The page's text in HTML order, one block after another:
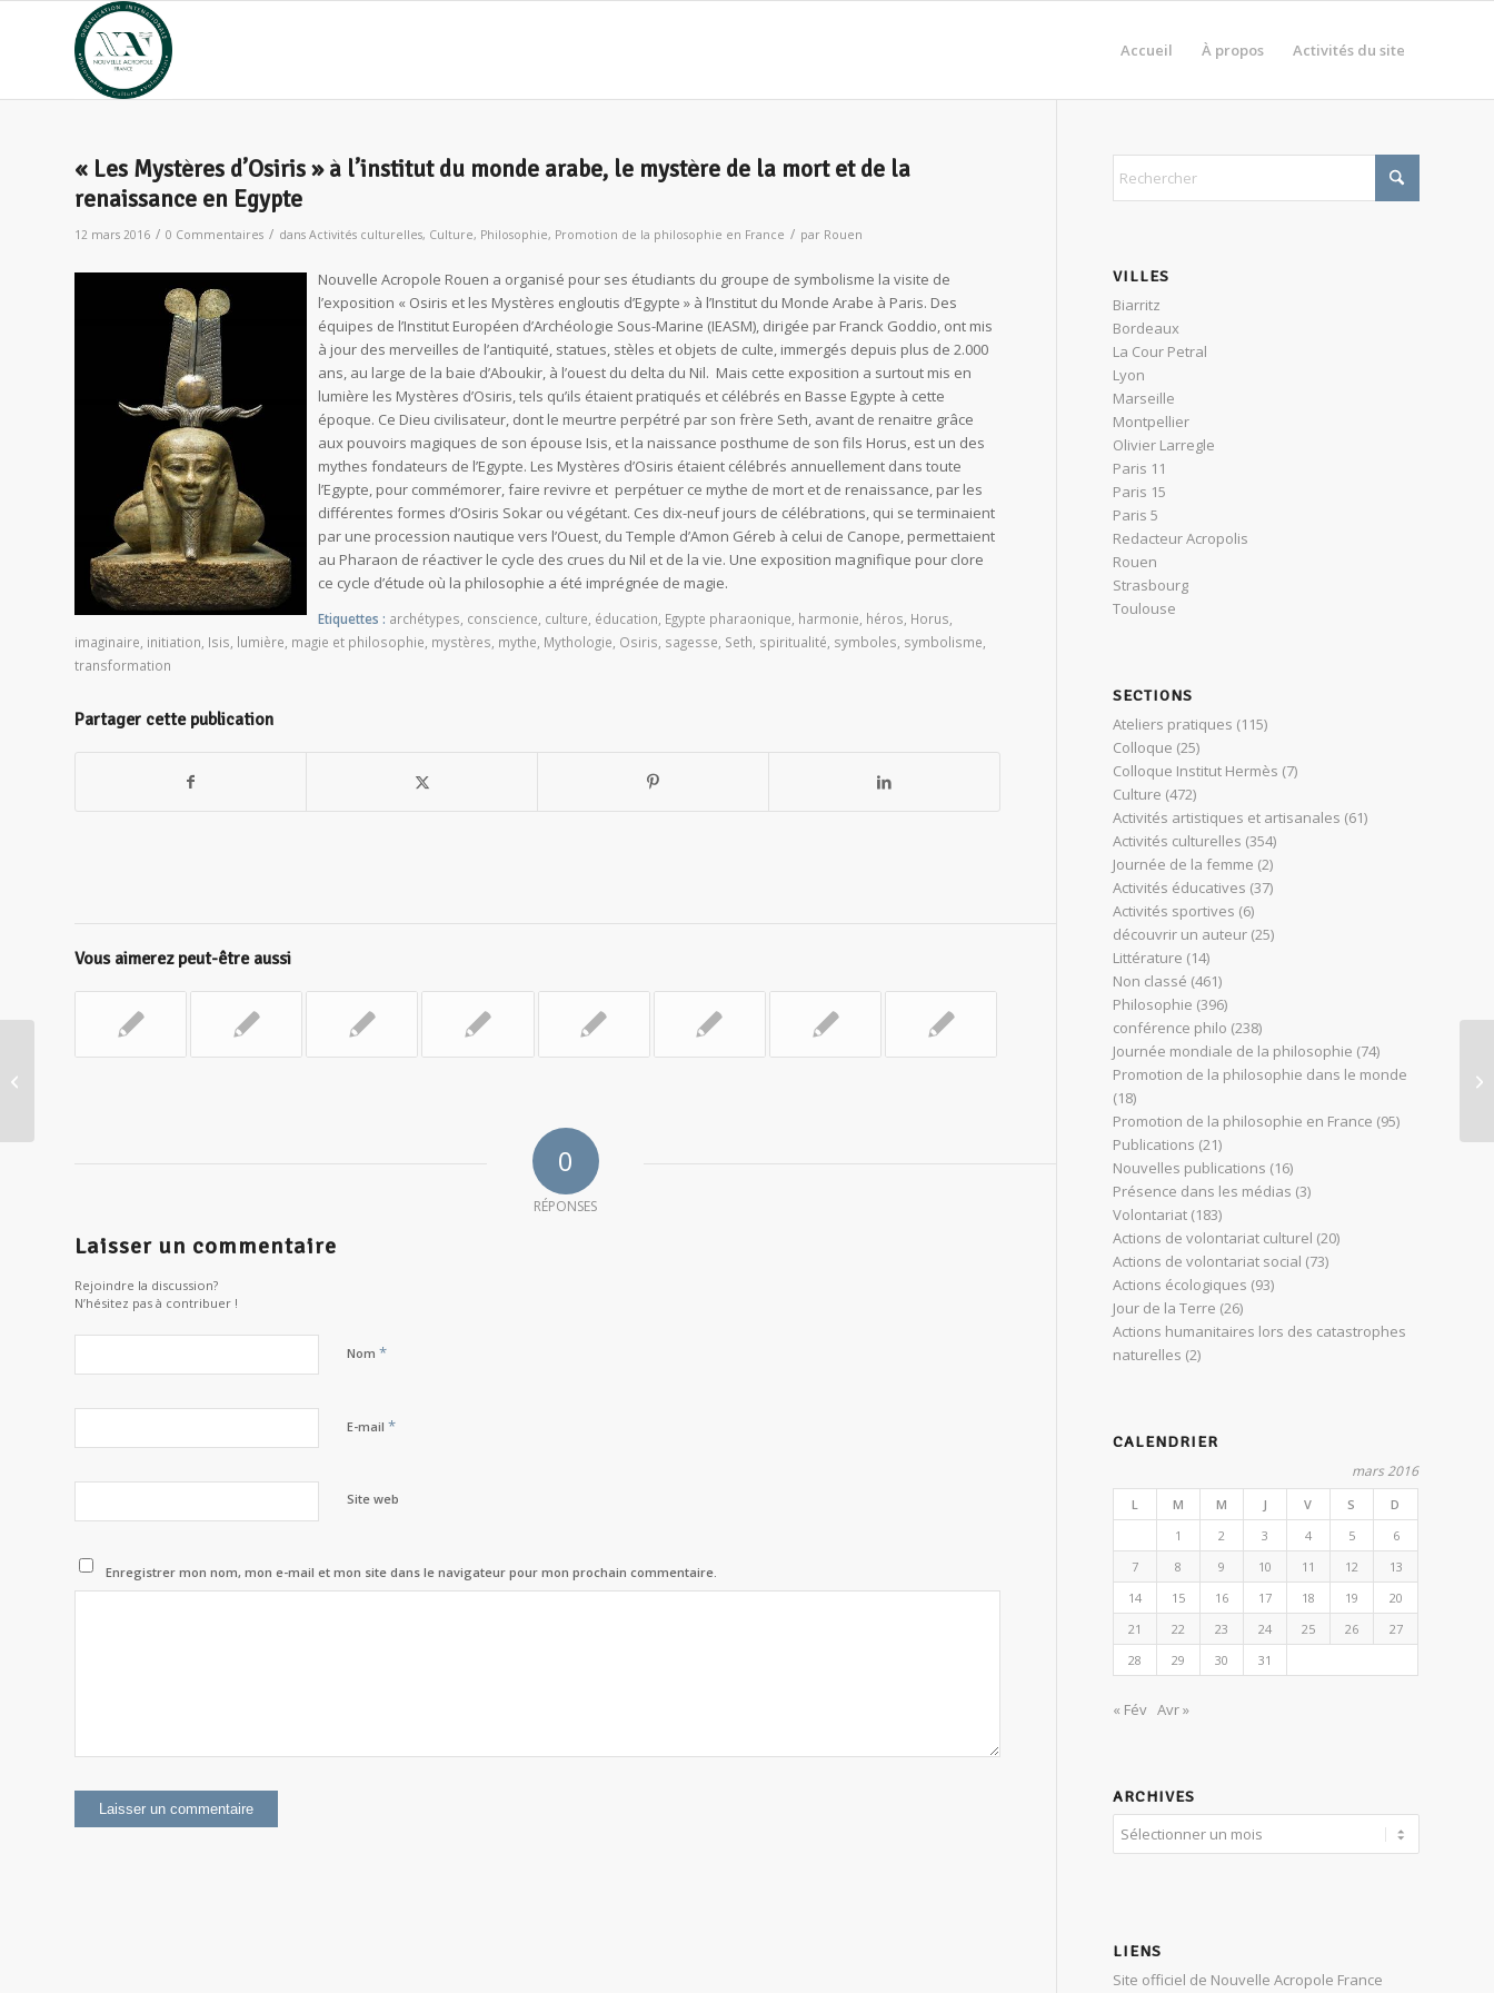
Accueil À propos Activités du site
« Les Mystères d’Osiris » à l’institut du monde arabe, le mystère de la mort et de la
renaissance en Egypte
12 mars 2016 / 0 Commentaires / dans Activités culturelles, Culture, Philosophie, Promotion de la philosophie en France / par Rouen
Nouvelle Acropole Rouen a organisé pour ses étudiants du groupe de symbolisme la visite de
l’exposition « Osiris et les Mystères engloutis d’Egypte » à l’Institut du Monde Arabe à Paris. Des
équipes de l’Institut Européen d’Archéologie Sous-Marine (IEASM), dirigée par Franck Goddio, ont mis
à jour des merveilles de l’antiquité, statues, stèles et objets de culte, immergés depuis plus de 2.000
ans, au large de la baie d’Aboukir, à l’ouest du delta du Nil. Mais cette exposition a surtout mis en
lumière les Mystères d’Osiris, tels qu’ils étaient pratiqués et célébrés en Basse Egypte à cette
époque. Ce Dieu civilisateur, dont le meurtre perpétré par son frère Seth, avant de renaitre grâce
aux pouvoirs magiques de son épouse Isis, et la naissance posthume de son fils Horus, est un des
mythes fondateurs de l’Egypte. Les Mystères d’Osiris étaient célébrés annuellement dans toute
l’Egypte, pour commémorer, faire revivre et perpétuer ce mythe de mort et de renaissance, par les
différentes formes d’Osiris Sokar ou végétant. Ces dix-neuf jours de célébrations, qui se terminaient
par une procession nautique vers l’Ouest, du Temple d’Amon Géreb à celui de Canope, permettaient
au Pharaon de réactiver le cycle des crues du Nil et de la vie. Une exposition magnifique pour clore
ce cycle d’étude où la philosophie a été imprégnée de magie.
Etiquettes : archétypes conscience culture éducation Egypte pharaonique harmonie héros Horus
imaginaire initiation Isis lumière magie et philosophie mystères mythe Mythologie Osiris sagesse Seth spiritualité symboles symbolisme
transformation
Partager cette publication
Vous aimerez peut-être aussi
0
RÉPONSES
Laisser un commentaire
Rejoindre la discussion?
N’hésitez pas à contribuer !
Nom *
E-mail *
Site web
Enregistrer mon nom, mon e-mail et mon site dans le navigateur pour mon prochain commentaire.
VILLES
Biarritz
Bordeaux
La Cour Petral
Lyon
Marseille
Montpellier
Olivier Larregle
Paris 11
Paris 15
Paris 5
Redacteur Acropolis
Rouen
Strasbourg
Toulouse
SECTIONS
Ateliers pratiques (115)
Colloque (25)
Colloque Institut Hermès (7)
Culture (472)
Activités artistiques et artisanales (61)
Activités culturelles (354)
Journée de la femme (2)
Activités éducatives (37)
Activités sportives (6)
découvrir un auteur (25)
Littérature (14)
Non classé (461)
Philosophie (396)
conférence philo (238)
Journée mondiale de la philosophie (74)
Promotion de la philosophie dans le monde
(18)
Promotion de la philosophie en France (95)
Publications (21)
Nouvelles publications (16)
Présence dans les médias (3)
Volontariat (183)
Actions de volontariat culturel (20)
Actions de volontariat social (73)
Actions écologiques (93)
Jour de la Terre (26)
Actions humanitaires lors des catastrophes
naturelles (2)
CALENDRIER
mars 2016
L M M J V S
D
1
2 3 4 5
6
7
8 9 10 11 12
13
14
15 16 17 18 19
20
21
22 23 24 25 26
27
28
29 30 31
« Fév Avr »
ARCHIVES
LIENS
Site officiel de Nouvelle Acropole France